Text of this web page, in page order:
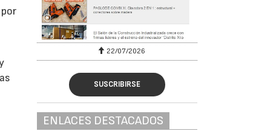
22/07/2026
SUSCRIBIRSE
ENLACES DESTACADOS